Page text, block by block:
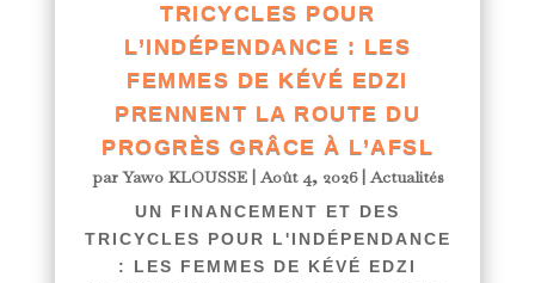
TRICYCLES POUR
L’INDÉPENDANCE : LES
FEMMES DE KÉVÉ EDZI
PRENNENT LA ROUTE DU
PROGRÈS GRÂCE À L’AFSL
parYawo KLOUSSE|Août 4, 2026|Actualités
UN FINANCEMENT ET DES
TRICYCLES POUR L'INDÉPENDANCE
: LES FEMMES DE KÉVÉ EDZI